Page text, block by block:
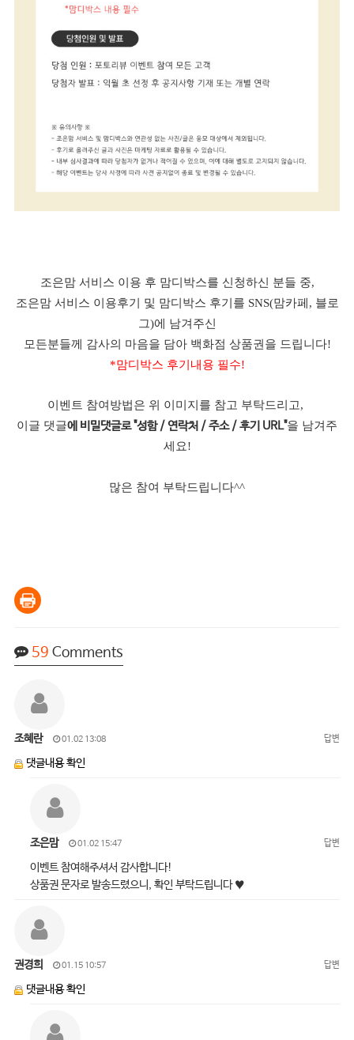
조은맘 서비스 이용 후 맘디박스를 신청하신 분들 중,
조은맘 서비스 이용후기 및 맘디박스 후기를 SNS(맘카페, 블로
그)에 남겨주신
모든분들께 감사의 마음을 담아 백화점 상품권을 드립니다!
*맘디박스 후기내용 필수!
이벤트 참여방법은 위 이미지를 참고 부탁드리고,
이글 댓글에 비밀댓글로 "성함 / 연락처 / 주소 / 후기 URL"을 남겨주
세요!
많은 참여 부탁드립니다^^
59 Comments
조혜란 01.02 13:08 답변
댓글내용 확인
조은맘 01.02 15:47 답변
이벤트 참여해주셔서 감사합니다!
상품권 문자로 발송드렸으니, 확인 부탁드립니다 ♥
권경희 01.15 10:57 답변
댓글내용 확인